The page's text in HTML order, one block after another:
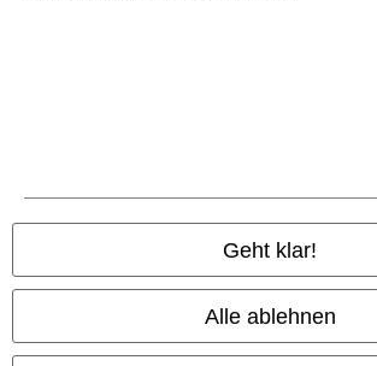
Geht klar!
Alle ablehnen
AGB
Impressum